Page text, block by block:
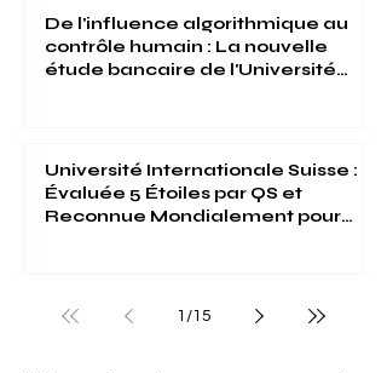
De l'influence algorithmique au
contrôle humain : La nouvelle
étude bancaire de l'Université
Université Internationale Suisse :
Évaluée 5 Étoiles par QS et
Reconnue Mondialement pour
1 /15